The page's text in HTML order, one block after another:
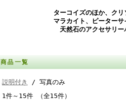
ターコイズのほか、クリ
マラカイト、ピーターサ
天然石のアクセサリー
商品一覧
説明付き
/ 写真のみ
1件～15件 （全15件）